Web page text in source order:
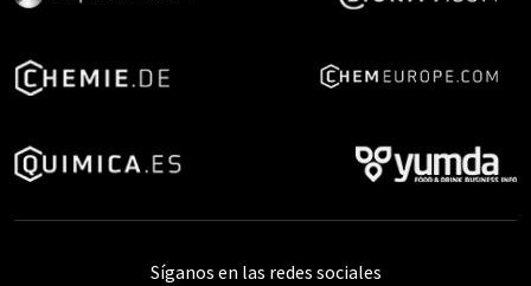
Síganos en las redes sociales